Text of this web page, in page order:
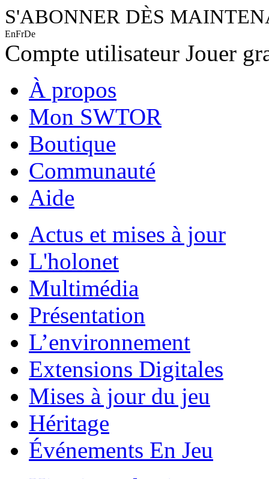
S'ABONNER DÈS
EnFrDe
Compte utilisateur Jouer
À propos
Mon SWTOR
Boutique
Communauté
Aide
Actus et mises à jour
L'holonet
Multimédia
Présentation
L’environnement
Extensions Digitales
Mises à jour du jeu
Héritage
Événements En Jeu